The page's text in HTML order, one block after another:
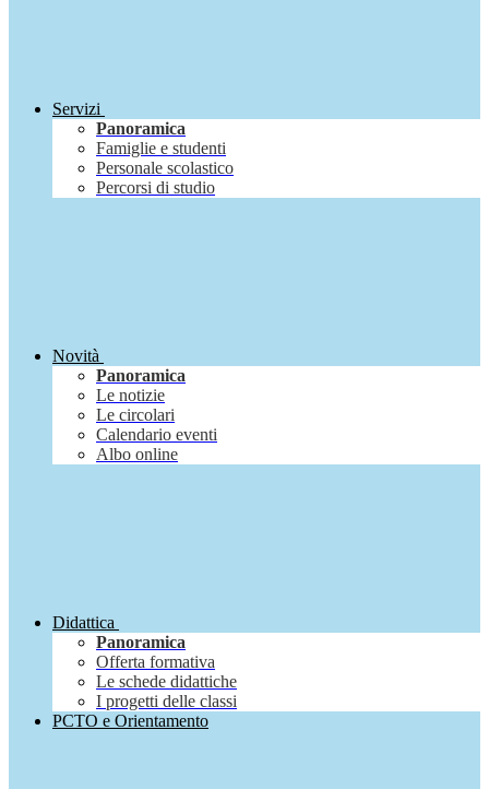
Servizi
Panoramica
Famiglie e studenti
Personale scolastico
Percorsi di studio
Novità
Panoramica
Le notizie
Le circolari
Calendario eventi
Albo online
Didattica
Panoramica
Offerta formativa
Le schede didattiche
I progetti delle classi
PCTO e Orientamento